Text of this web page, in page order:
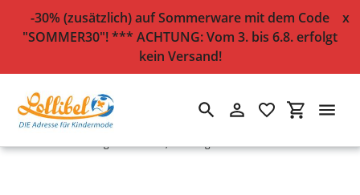
zum
-30% (zusätzlich) auf Sommerware mit dem Code
"SOMMER30"! *** ACHTUNG: Vom 3. bis 6.8. erfolgt
kein Versand!
x
SuchenEinloggen
Startseite › 2-teiliges Häkel-Set, hinterlegt mit Baumwollstoff